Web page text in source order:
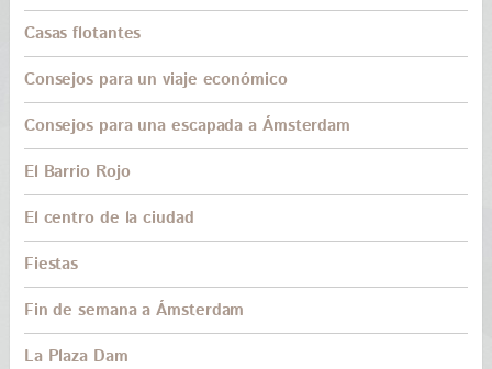
Casas flotantes
Consejos para un viaje económico
Consejos para una escapada a Ámsterdam
El Barrio Rojo
El centro de la ciudad
Fiestas
Fin de semana a Ámsterdam
La Plaza Dam